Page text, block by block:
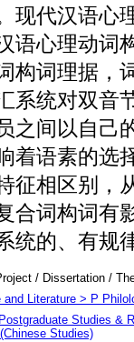
现代汉语心
语心理动词
构词理据，
系统对双音
之间以自己
着语素的选
征相区别，
合词构词有
统的、有规
/ Dissertation /
and Literature > P
Studies &
Studies)